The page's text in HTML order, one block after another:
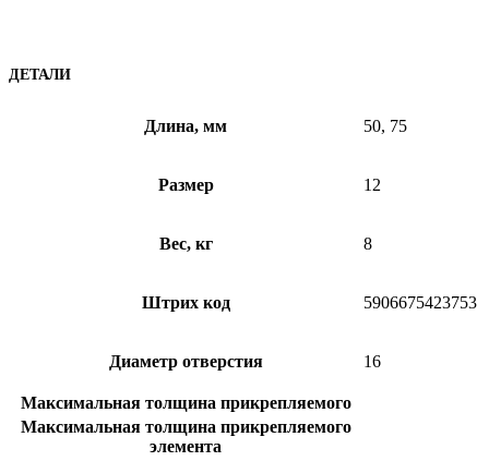
ДЕТАЛИ
Длина, мм 50, 75
Размер 12
Вес, кг 8
Штрих код 5906675423753
Диаметр отверстия 16
Максимальная толщина прикрепляемого
Максимальная толщина прикрепляемого
элемента